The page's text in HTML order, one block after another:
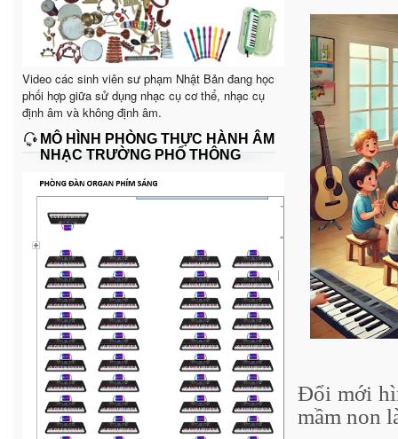
Video các sinh viên sư phạm Nhật Bản đang học
phối hợp giữa sử dụng nhạc cụ cơ thể, nhạc cụ
định âm và không định âm.
MÔ HÌNH PHÒNG THỰC HÀNH ÂM
NHẠC TRƯỜNG PHỔ THÔNG
Đổi mới
mầm non